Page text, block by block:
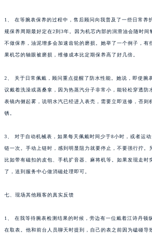
1、 在等腕表保养的过程中，售后顾问向我普及了一些日常养
规保养周期最好定在2到3年。因为机芯内部的润滑油会随时间
不做保养，油泥增多会加速齿轮的磨损。她举了一个例子，有
果机芯的轴眼被磨损，维修成本比定期保养高了好几倍。
2、 关于日常佩戴，顾问重点提醒了防水性能。她说，即使腕
议戴着洗澡或蒸桑拿，因为热蒸汽分子非常小，能轻松穿透防
表镜内侧起雾，说明水汽已经进入表壳，需要立即送修，否则
锈。
3、 对于自动机械表，如果每天佩戴时间少于8小时，或者运
链一次。手动上链时，感到明显阻力就要停止，不要强行拧。
比如带有磁扣的皮包、手机扩音器、麻将机等。如果发现走时
了，送到服务中心做消磁处理即可。
七、现场其他顾客的真实反馈
1、 在我等待腕表检测结果的时候，旁边有一位戴着江诗丹顿
在取表。他和前台人员聊天时提到，自己的表之前因为磕碰导